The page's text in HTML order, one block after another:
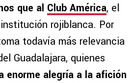
que al Club América, el
rojiblanca. Por
todavía más relevancia
Guadalajara, quienes
enorme alegría a la afición